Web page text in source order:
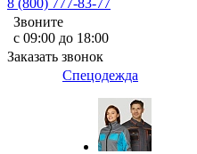
8 (800) 777-83-77
Звоните
с 09:00 до 18:00
Заказать звонок
Спецодежда